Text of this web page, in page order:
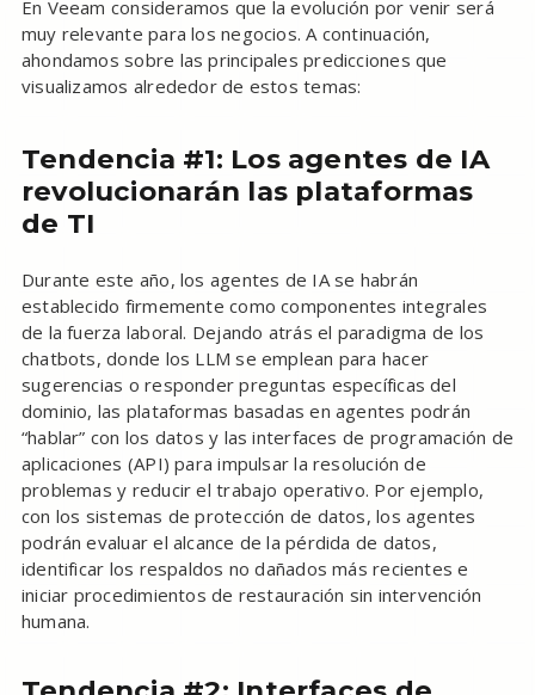
En Veeam consideramos que la evolución por venir será
muy relevante para los negocios. A continuación,
ahondamos sobre las principales predicciones que
visualizamos alrededor de estos temas:
Tendencia #1: Los agentes de IA
revolucionarán las plataformas
de TI
Durante este año, los agentes de IA se habrán
establecido firmemente como componentes integrales
de la fuerza laboral. Dejando atrás el paradigma de los
chatbots, donde los LLM se emplean para hacer
sugerencias o responder preguntas específicas del
dominio, las plataformas basadas en agentes podrán
“hablar” con los datos y las interfaces de programación de
aplicaciones (API) para impulsar la resolución de
problemas y reducir el trabajo operativo. Por ejemplo,
con los sistemas de protección de datos, los agentes
podrán evaluar el alcance de la pérdida de datos,
identificar los respaldos no dañados más recientes e
iniciar procedimientos de restauración sin intervención
humana.